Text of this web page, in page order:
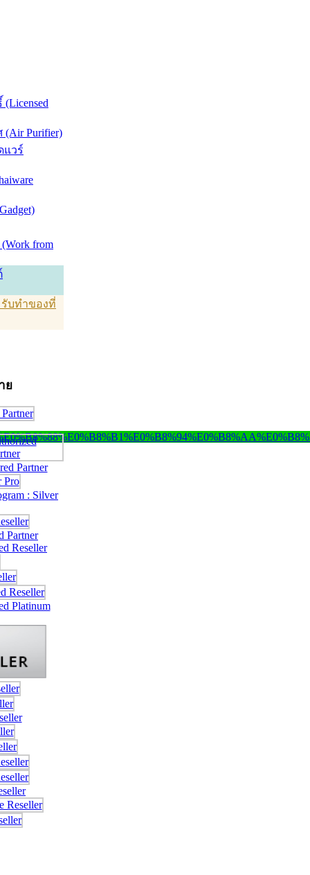
Purifier)
แวร์
from
บทำของที่
ย